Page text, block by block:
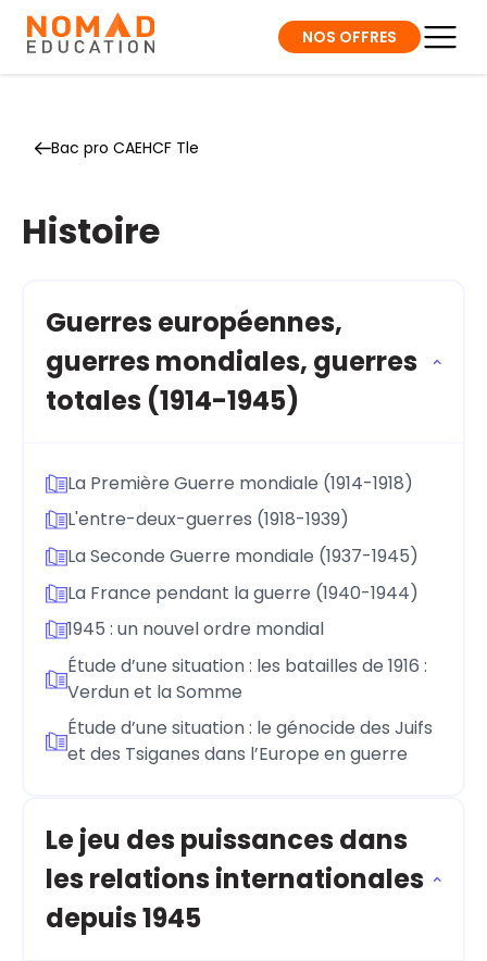
NOS OFFRES
Bac pro CAEHCF Tle
Histoire
Guerres européennes,
guerres mondiales, guerres
totales (1914-1945)
La Première Guerre mondiale (1914-1918)
L'entre-deux-guerres (1918-1939)
La Seconde Guerre mondiale (1937-1945)
La France pendant la guerre (1940-1944)
1945 : un nouvel ordre mondial
Étude d’une situation : les batailles de 1916 :
Verdun et la Somme
Étude d’une situation : le génocide des Juifs
et des Tsiganes dans l’Europe en guerre
Le jeu des puissances dans
les relations internationales
depuis 1945